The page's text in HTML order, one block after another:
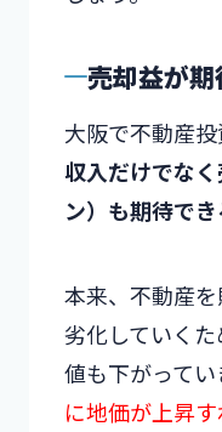
売却益が期
大阪で不動産投
収入だけでな
ン）も期待で
本来、不動産
劣化していく
値も下がってい
に地価が上昇